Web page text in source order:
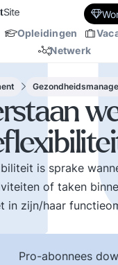
Opleidingen
Netwerk
is sprake
of taken
in zijn/haar
Pro-abonnees